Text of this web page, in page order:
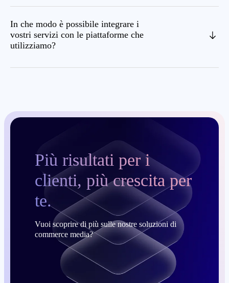
In che modo è possibile integrare i
vostri servizi con le piattaforme che
utilizziamo?
Più risultati per i
clienti, più crescita per
te.
Vuoi scoprire di più sulle nostre soluzioni di
commerce media?